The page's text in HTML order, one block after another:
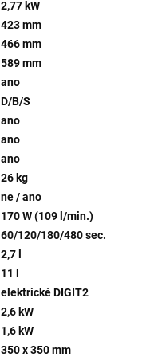
2,77 kW
423 mm
466 mm
589 mm
ano
D/B/S
ano
ano
ano
26 kg
ne / ano
170 W (109 l/min.)
60/120/180/480 sec.
2,7 l
11 l
elektrické DIGIT2
2,6 kW
1,6 kW
350 x 350 mm